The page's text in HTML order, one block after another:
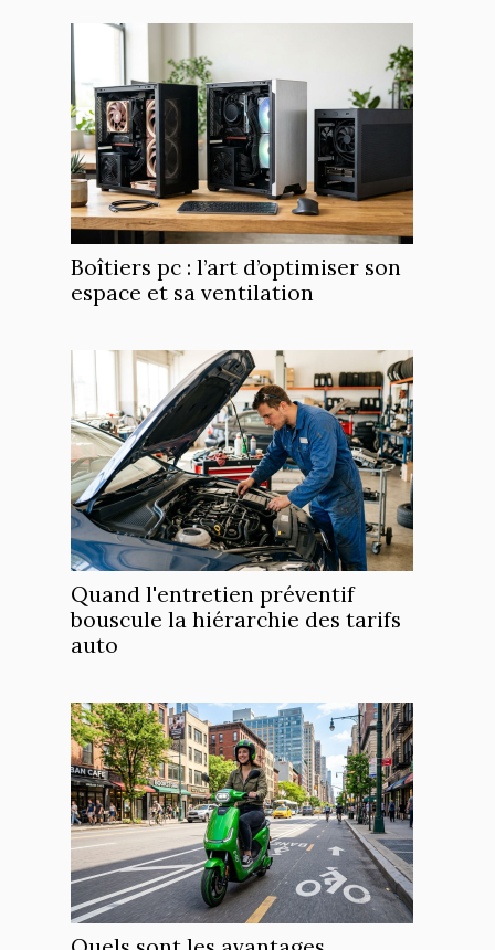
Boîtiers pc : l’art d’optimiser son
espace et sa ventilation
Quand l'entretien préventif
bouscule la hiérarchie des tarifs
auto